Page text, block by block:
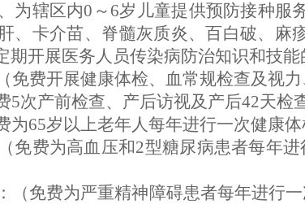
为辖区内0～6岁儿童提供预防接种服
、卡介苗、脊髓灰质炎、百白破、麻
开展医务人员传染病防治知识和技能
免费开展健康体检、血常规检查及视力
5次产前检查、产后访视及产后42天检
为65岁以上老年人每年进行一次健康体
免费为高血压和2型糖尿病患者每年
（免费为严重精神障碍患者每年进行